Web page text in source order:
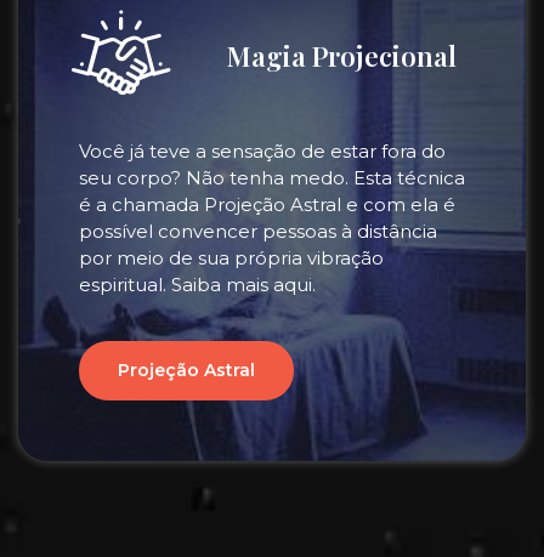
Magia Projecional
Você já teve a sensação de estar fora do
seu corpo? Não tenha medo. Esta técnica
é a chamada Projeção Astral e com ela é
possível convencer pessoas à distância
por meio de sua própria vibração
espiritual. Saiba mais aqui.
Projeção Astral